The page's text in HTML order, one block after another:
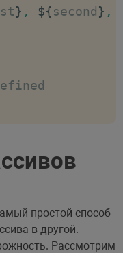
} , ${second} ,
простой способ
в другой.
Рассмотрим